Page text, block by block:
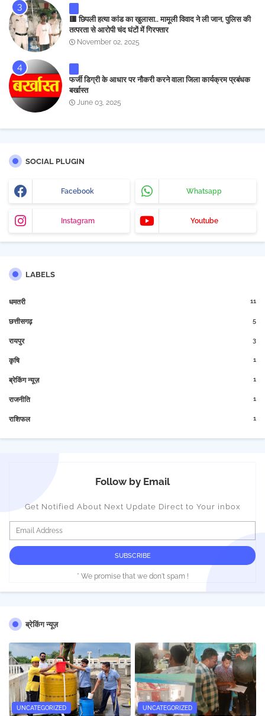
🟥 छिपली हत्या कांड का खुलासा.. मामूली विवाद ने ली जान, पुलिस की
तत्परता से आरोपी चंद घंटों में गिरफ्तार
November 02, 2025
फर्जी डिग्री के आधार पर नौकरी करने वाला जिला कार्यक्रम प्रबंधक
बर्खास्त
June 03, 2025
SOCIAL PLUGIN
Facebook Whatsapp
Instagram Youtube
LABELS
धमतरी 11
छत्तीसगढ़ 5
रायपुर 3
कृषि 1
ब्रेकिंग न्यूज़ 1
राजनीति 1
राशिफल 1
Follow by Email
Get Notified About Next Update Direct to Your inbox
* We promise that we don't spam !
ब्रेकिंग न्यूज़
UNCATEGORIZED UNCATEGORIZED